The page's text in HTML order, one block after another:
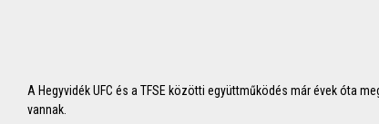
A Hegyvidék UFC és a TFSE közötti együttműködés már évek óta
vannak.